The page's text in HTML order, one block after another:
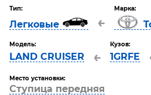
Тип:
Легковые ←
Марка:
Модель:
LAND CRUISER ←
Кузов:
1GRFE
Место установки:
Ступица передняя